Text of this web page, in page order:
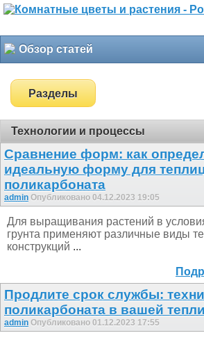
Обзор статей
Разделы
Технологии и процессы
Сравнение форм: как
идеальную форму для
поликарбоната
admin Опубликовано 04.12.2023 19:05
Для выращивания растений в
грунта применяют различные виды
конструкций ...
Продлите срок службы:
поликарбоната в вашей
admin Опубликовано 01.12.2023 17:55